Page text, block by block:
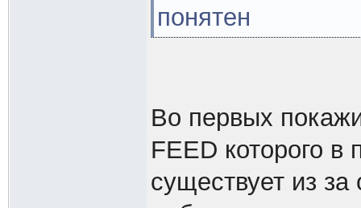
понятен
Во первых
FEED которого
существует из